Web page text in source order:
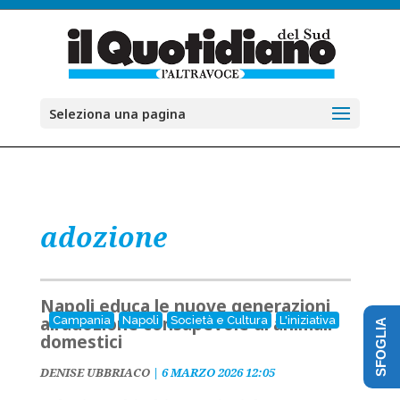
Seleziona una pagina
adozione
Campania Napoli Società e Cultura L'iniziativa
Napoli educa le nuove generazioni
all’adozione consapevole di animali
domestici
DENISE UBBRIACO| 6 MARZO 2026 12:05 SFOGLIA